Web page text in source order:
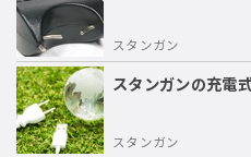
スタンガン
スタンガンの充電
スタンガン